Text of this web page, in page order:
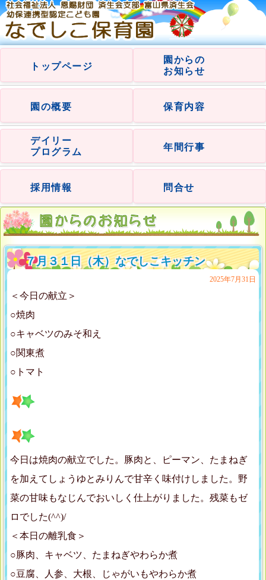
トップページ
園からの
お知らせ
園の概要 保育内容
デイリー
プログラム
年間行事
採用情報 問合せ
７月３１日（木）なでしこキッチン
2025年7月31日
＜今日の献立＞
○焼肉
○キャベツのみそ和え
○関東煮
○トマト
今日は焼肉の献立でした。豚肉と、ピーマン、たまねぎ
を加えてしょうゆとみりんで甘辛く味付けしました。野
菜の甘味もなじんでおいしく仕上がりました。残菜もゼ
ロでした(^^)/
＜本日の離乳食＞
○豚肉、キャベツ、たまねぎやわらか煮
○豆腐、人参、大根、じゃがいもやわらか煮